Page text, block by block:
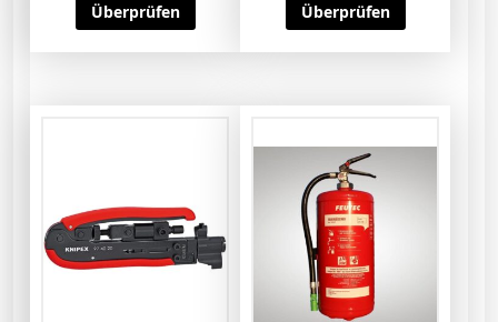
Überprüfen Überprüfen